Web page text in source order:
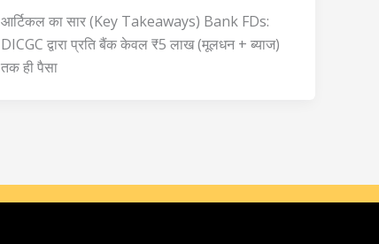
आर्टिकल का सार (Key Takeaways) Bank FDs:
DICGC द्वारा प्रति बैंक केवल ₹5 लाख (मूलधन + ब्याज)
तक ही पैसा